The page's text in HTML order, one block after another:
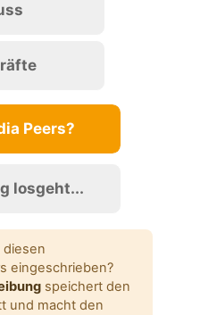
Peers?
losgeht...
diesen
eingeschrieben?
speichert den
und macht den